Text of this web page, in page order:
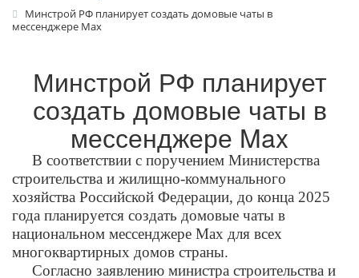
Минстрой РФ планирует создать домовые чаты в
мессенджере Max
Минстрой РФ планирует
создать домовые чаты в
мессенджере Max
В соответствии с поручением Министерства
строительства и жилищно-коммунального
хозяйства Российской Федерации, до конца 2025
года планируется создать домовые чаты в
национальном мессенджере Max для всех
многоквартирных домов страны.
Согласно заявлению министра строительства и